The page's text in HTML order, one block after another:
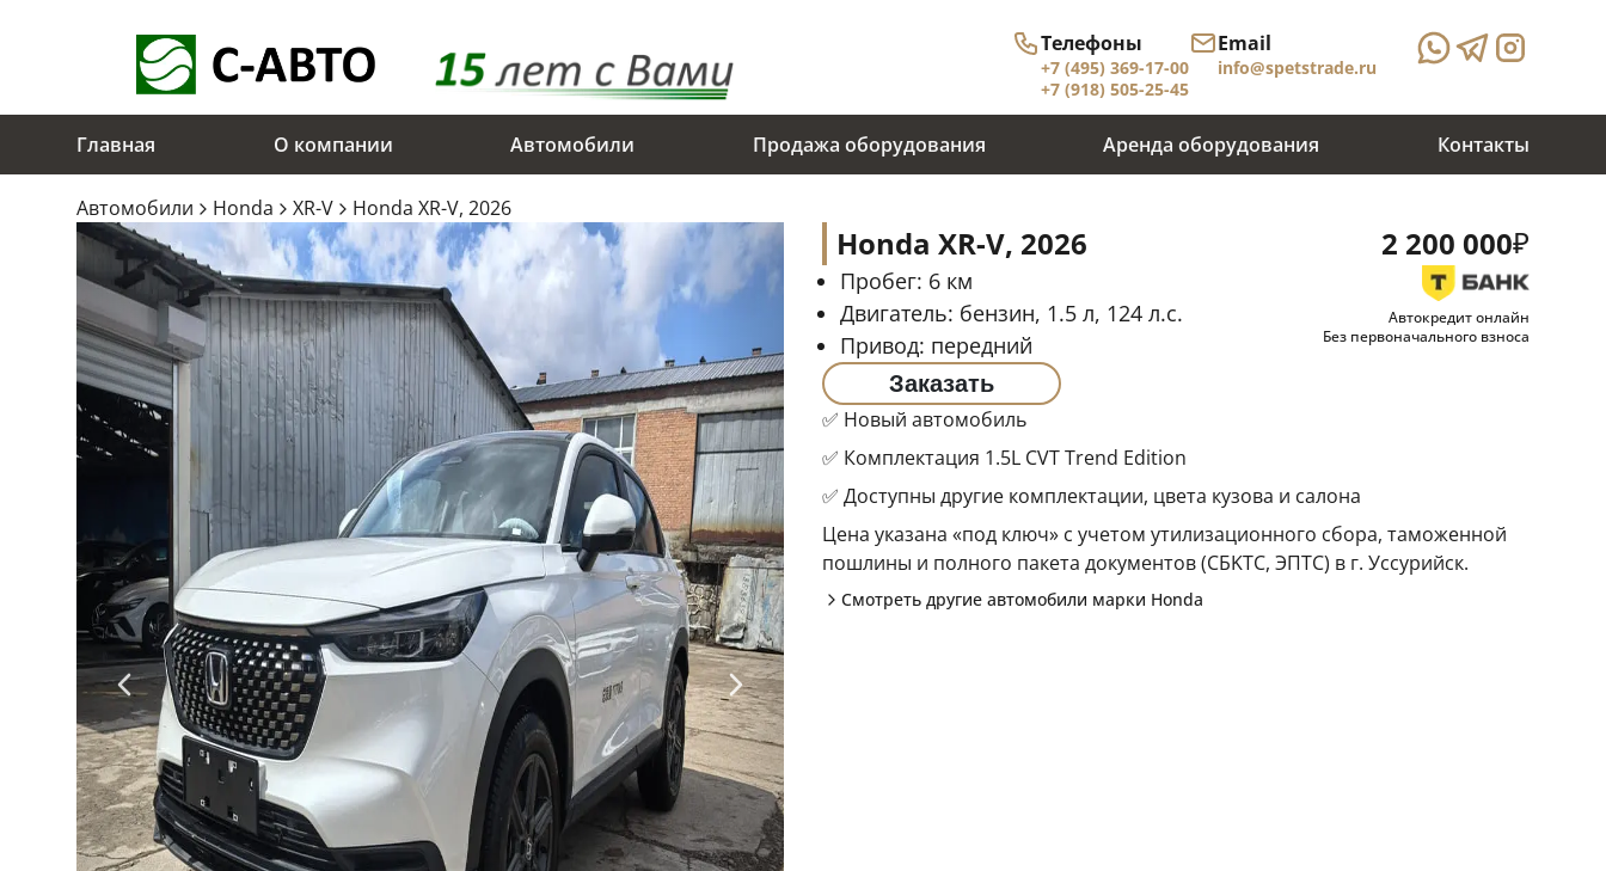
Телефоны
+7 (495) 369-17-00
+7 (918) 505-25-45
Email
info@spetstrade.ru
Главная О компании Автомобили Продажа оборудования Аренда оборудования Контакты
Aвтомобили Honda XR-V Honda XR-V, 2026
Honda XR-V, 2026 2 200 000₽
Пробег: 6 км
Двигатель: бензин, 1.5 л, 124 л.с.
Привод: передний
Автокредит онлайн
Без первоначального взноса
Заказать
✅ Новый автомобиль
✅ Комплектация 1.5L CVT Trend Edition
✅ Доступны другие комплектации, цвета кузова и салона
Цена указана «под ключ» с учетом утилизационного сбора, таможенной
пошлины и полного пакета документов (CБKТС, ЭПTC) в г. Уссурийск.
Смотреть другие автомобили марки Honda